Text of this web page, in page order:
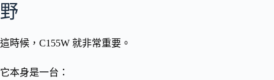
野
這時候，C155W 就非常重要。
它本身是一台：